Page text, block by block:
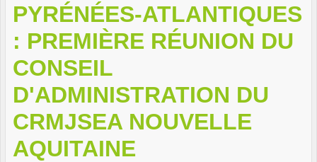
PYRÉNÉES-ATLANTIQUES
: PREMIÈRE RÉUNION DU
CONSEIL
D'ADMINISTRATION DU
CRMJSEA NOUVELLE
AQUITAINE